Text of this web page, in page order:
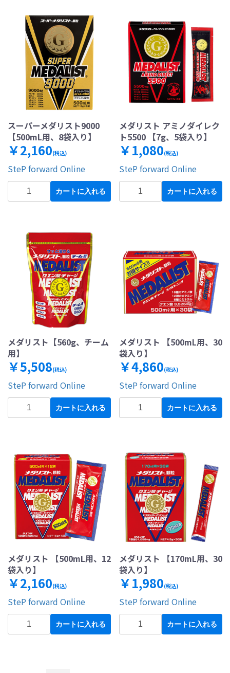
スーパーメダリスト9000
【500mL用、8袋入り】
￥2,160(税込)
SteP forward Online
カートに入れる
メダリスト アミノダイレク
ト5500 【7g、5袋入り】
￥1,080(税込)
SteP forward Online
カートに入れる
メダリスト【560g、チーム
用】
￥5,508(税込)
SteP forward Online
カートに入れる
メダリスト 【500mL用、30
袋入り】
￥4,860(税込)
SteP forward Online
カートに入れる
メダリスト 【500mL用、12
袋入り】
￥2,160(税込)
SteP forward Online
カートに入れる
メダリスト 【170mL用、30
袋入り】
￥1,980(税込)
SteP forward Online
カートに入れる